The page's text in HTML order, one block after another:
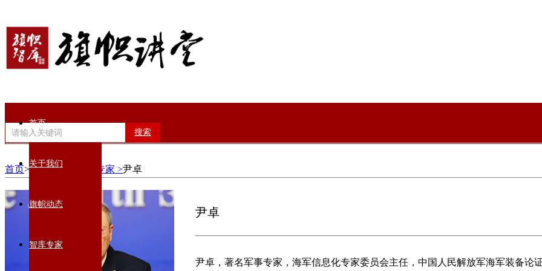
搜索
首页
关于我们
旗帜动态
智库专家
首页>智库专家> 军事专家 >尹卓
尹卓
尹卓，著名军事专家，海军信息化专家委员会主任，中国人民解放军海军装备论